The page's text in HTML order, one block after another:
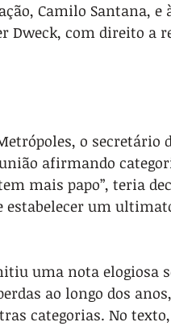
Camilo Santana, e
Dweck, com direito a
o secretário
afirmando
mais papo”, teria
um
uma nota elogiosa
ao longo dos
categorias. No